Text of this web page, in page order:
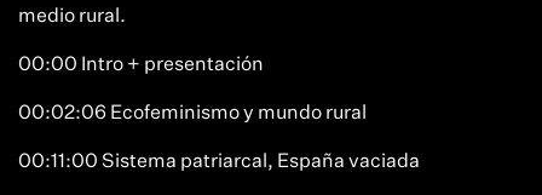
medio rural.
00:00 Intro + presentación
00:02:06 Ecofeminismo y mundo rural
00:11:00 Sistema patriarcal, España vaciada